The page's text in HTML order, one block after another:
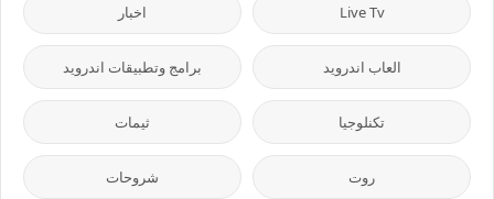
Live Tv اخبار
العاب اندرويد برامج وتطبيقات اندرويد
تكنلوجيا ثيمات
روت شروحات